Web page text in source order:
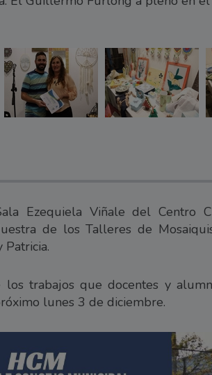
Ezequiela Viñale del Centro
de los Talleres de
Patricia.
los trabajos que docentes y
lunes 3 de diciembre.